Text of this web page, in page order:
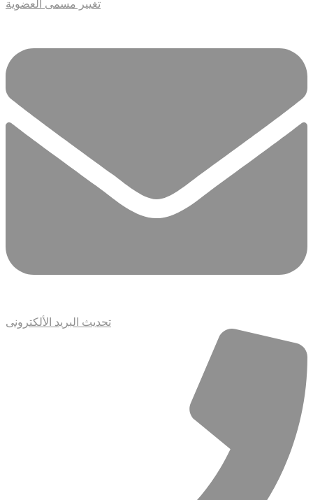
تغيير مسمى العضوية
تحديث البريد الألكترونى